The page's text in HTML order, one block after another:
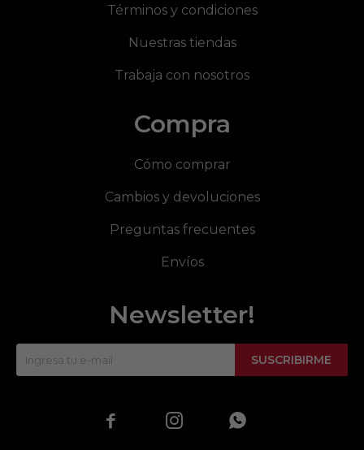
Términos y condiciones
Nuestras tiendas
Trabaja con nosotros
Compra
Cómo comprar
Cambios y devoluciones
Preguntas frecuentes
Envíos
Newsletter!
SUSCRIBIRME
  